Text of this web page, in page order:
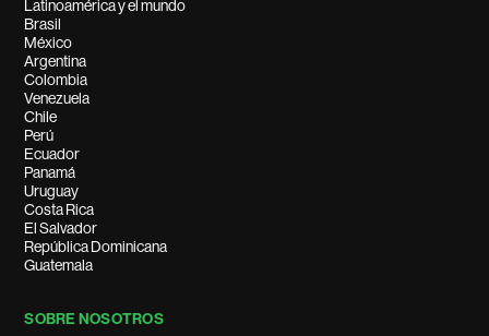
Latinoamérica y el mundo
Brasil
México
Argentina
Colombia
Venezuela
Chile
Perú
Ecuador
Panamá
Uruguay
Costa Rica
El Salvador
República Dominicana
Guatemala
SOBRE NOSOTROS